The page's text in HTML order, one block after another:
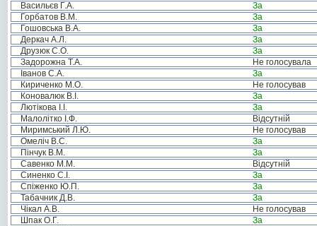
Васильєв Г.А.
За
Горбатов В.М.
За
Гошовська В.А.
За
Деркач А.Л.
За
Друзюк С.О.
За
Задорожна Т.А.
Не голосувала
Іванов С.А.
За
Кириченко М.О.
Не голосував
Коновалюк В.І.
За
Лютікова І.І.
За
Малолітко І.Ф.
Відсутній
Миримський Л.Ю.
Не голосував
Омеліч В.С.
За
Пінчук В.М.
За
Савенко М.М.
Відсутній
Синенко С.І.
За
Спіженко Ю.П.
За
Табачник Д.В.
За
Чікал А.В.
Не голосував
Шпак О.Г.
За